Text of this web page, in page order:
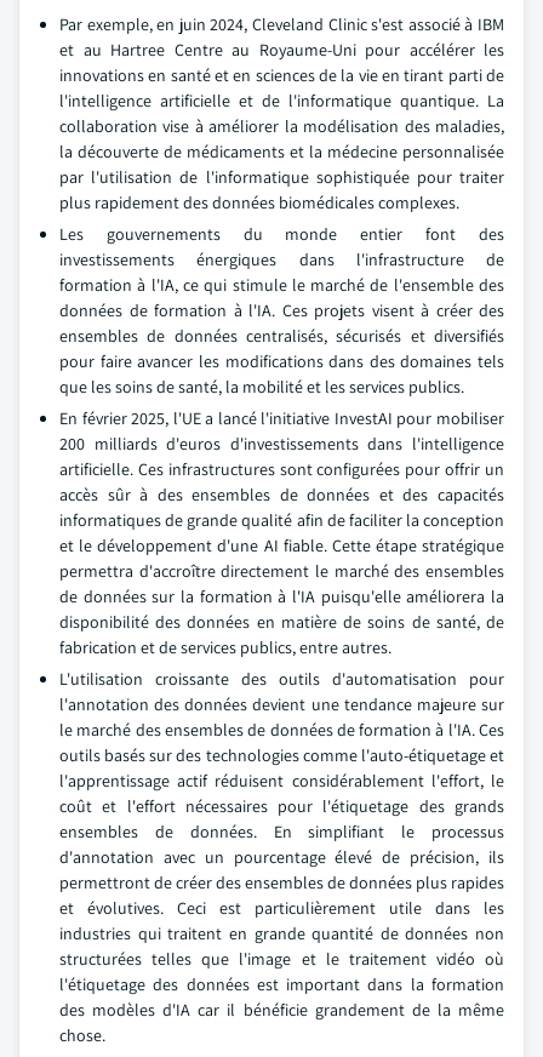
Par exemple, en juin 2024, Cleveland Clinic s'est associé à IBM
et au Hartree Centre au Royaume-Uni pour accélérer les
innovations en santé et en sciences de la vie en tirant parti de
l'intelligence artificielle et de l'informatique quantique. La
collaboration vise à améliorer la modélisation des maladies,
la découverte de médicaments et la médecine personnalisée
par l'utilisation de l'informatique sophistiquée pour traiter
plus rapidement des données biomédicales complexes.
Les gouvernements du monde entier font des
investissements énergiques dans l'infrastructure de
formation à l'IA, ce qui stimule le marché de l'ensemble des
données de formation à l'IA. Ces projets visent à créer des
ensembles de données centralisés, sécurisés et diversifiés
pour faire avancer les modifications dans des domaines tels
que les soins de santé, la mobilité et les services publics.
En février 2025, l'UE a lancé l'initiative InvestAI pour mobiliser
200 milliards d'euros d'investissements dans l'intelligence
artificielle. Ces infrastructures sont configurées pour offrir un
accès sûr à des ensembles de données et des capacités
informatiques de grande qualité afin de faciliter la conception
et le développement d'une AI fiable. Cette étape stratégique
permettra d'accroître directement le marché des ensembles
de données sur la formation à l'IA puisqu'elle améliorera la
disponibilité des données en matière de soins de santé, de
fabrication et de services publics, entre autres.
L'utilisation croissante des outils d'automatisation pour
l'annotation des données devient une tendance majeure sur
le marché des ensembles de données de formation à l'IA. Ces
outils basés sur des technologies comme l'auto-étiquetage et
l'apprentissage actif réduisent considérablement l'effort, le
coût et l'effort nécessaires pour l'étiquetage des grands
ensembles de données. En simplifiant le processus
d'annotation avec un pourcentage élevé de précision, ils
permettront de créer des ensembles de données plus rapides
et évolutives. Ceci est particulièrement utile dans les
industries qui traitent en grande quantité de données non
structurées telles que l'image et le traitement vidéo où
l'étiquetage des données est important dans la formation
des modèles d'IA car il bénéficie grandement de la même
chose.